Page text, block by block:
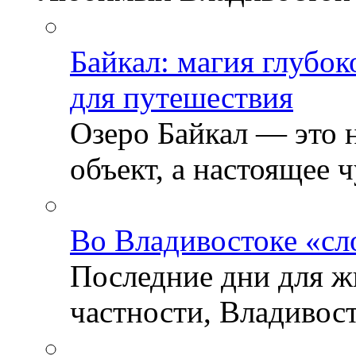
Байкал: магия
для путешествия
Озеро Байкал — это
объект, а настоящее
Во Владивостоке
Последние дни для
частности,